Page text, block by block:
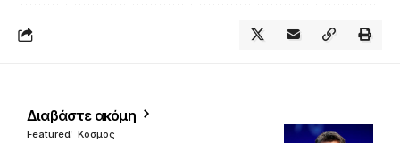
Διαβάστε ακόμη
Featured Κόσμος